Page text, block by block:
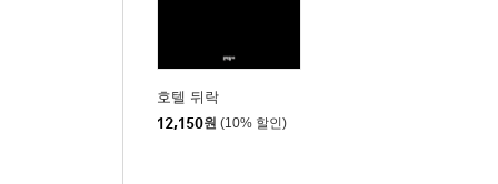
호텔 뒤락
12,150원 (10% 할인)